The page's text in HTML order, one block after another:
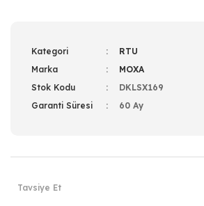
Kategori
RTU
Marka
MOXA
Stok Kodu
DKLSX169
Garanti Süresi
60 Ay
Tavsiye Et